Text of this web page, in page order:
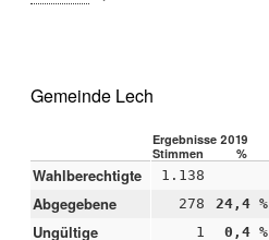
Gemeinde Lech
Ergebnisse 2019
Stimmen
%
Wahlberechtigte 1.138
Abgegebene 278 24,4 %
Ungültige 1 0,4 %